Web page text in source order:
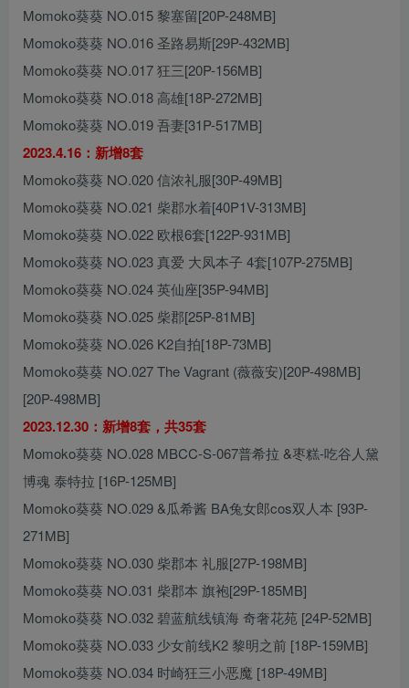
Momoko葵葵 NO.015 黎塞留[20P-248MB]
Momoko葵葵 NO.016 圣路易斯[29P-432MB]
Momoko葵葵 NO.017 狂三[20P-156MB]
Momoko葵葵 NO.018 高雄[18P-272MB]
Momoko葵葵 NO.019 吾妻[31P-517MB]
2023.4.16：新增8套
Momoko葵葵 NO.020 信浓礼服[30P-49MB]
Momoko葵葵 NO.021 柴郡水着[40P1V-313MB]
Momoko葵葵 NO.022 欧根6套[122P-931MB]
Momoko葵葵 NO.023 真爱 大凤本子 4套[107P-275MB]
Momoko葵葵 NO.024 英仙座[35P-94MB]
Momoko葵葵 NO.025 柴郡[25P-81MB]
Momoko葵葵 NO.026 K2自拍[18P-73MB]
Momoko葵葵 NO.027 The Vagrant (薇薇安)[20P-498MB]
[20P-498MB]
2023.12.30：新增8套，共35套
Momoko葵葵 NO.028 MBCC-S-067普希拉 &枣糕-吃谷人黛
博魂 泰特拉 [16P-125MB]
Momoko葵葵 NO.029 &瓜希酱 BA兔女郎cos双人本 [93P-
271MB]
Momoko葵葵 NO.030 柴郡本 礼服[27P-198MB]
Momoko葵葵 NO.031 柴郡本 旗袍[29P-185MB]
Momoko葵葵 NO.032 碧蓝航线镇海 奇奢花苑 [24P-52MB]
Momoko葵葵 NO.033 少女前线K2 黎明之前 [18P-159MB]
Momoko葵葵 NO.034 时崎狂三小恶魔 [18P-49MB]